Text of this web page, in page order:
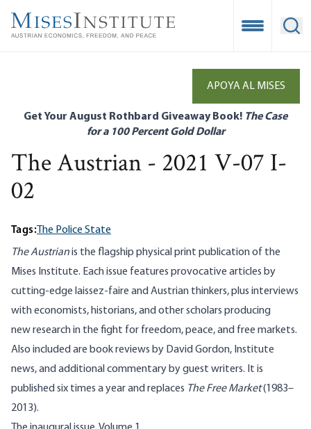
main
Open
APOYA AL MISES
Get Your August Rothbard Giveaway Book! The Case
for a 100 Percent Gold Dollar
The Austrian - 2021 V-07 I-
02
Tags:The Police State
The Austrianis the flagship physical print publication of the
Mises Institute. Each issue features provocative articles by
cutting-edge laissez-faire and Austrian thinkers, plus interviews
with economists, historians, and other scholars producing
new research in the fight for freedom, peace, and free markets.
Also included are book reviews by David Gordon, Institute
news, and additional commentary by guest writers. It is
published six times a year and replaces The Free Market(1983–
2013).